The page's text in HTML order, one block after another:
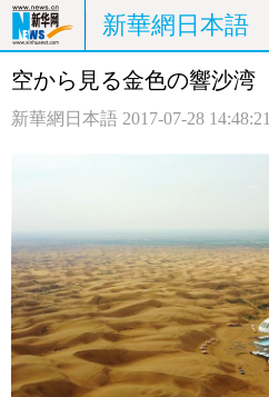
新華網日本語
ホームページ 政治
中日対訳
空から見る金色の響沙湾
新華網日本語 2017-07-28 14:48:21